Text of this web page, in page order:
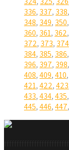
336, 337, 338,
348, 349, 350,
360, 361, 362,
372, 373, 374
384, 385, 386,
396, 397, 398,
408,409,410,
421,422,423
433,434,435,
445,446,447,